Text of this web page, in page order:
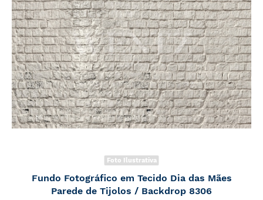
Foto Ilustrativa
Fundo Fotográfico em Tecido Dia das Mães
Parede de Tijolos / Backdrop 8306